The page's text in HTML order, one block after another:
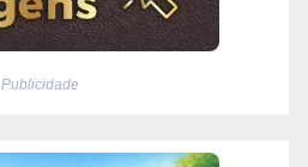
Publicidade